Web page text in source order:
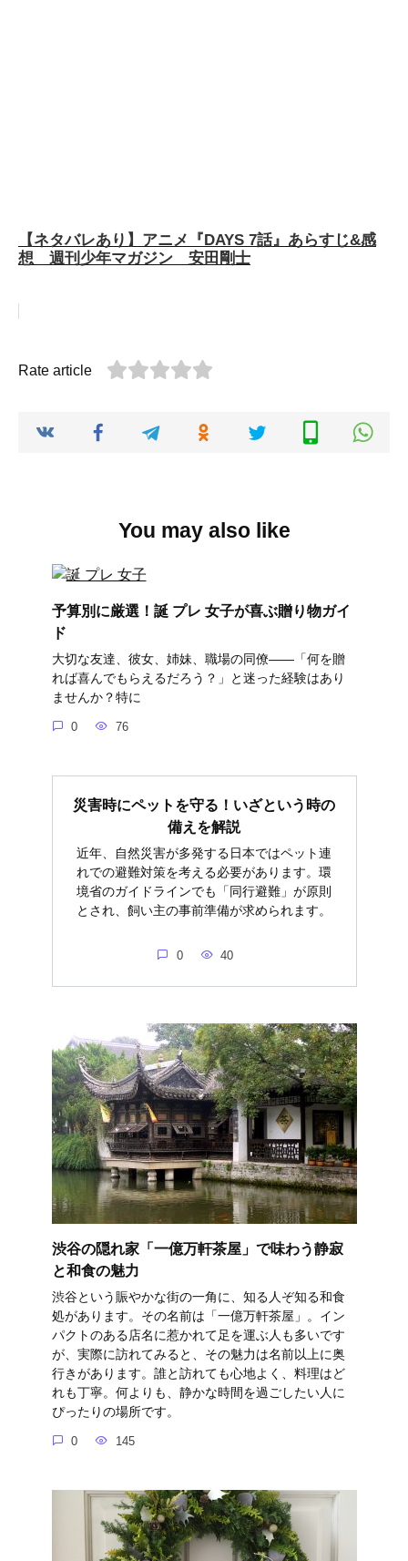
【ネタバレあり】アニメ『DAYS 7話』あらすじ&感
想 週刊少年マガジン 安田剛士
Rate article
You may also like
予算別に厳選！誕 プレ 女子が喜ぶ贈り物ガイ
ド
大切な友達、彼女、姉妹、職場の同僚――「何を贈
れば喜んでもらえるだろう？」と迷った経験はあり
ませんか？特に
0 76
災害時にペットを守る！いざという時の
備えを解説
近年、自然災害が多発する日本ではペット連
れでの避難対策を考える必要があります。環
境省のガイドラインでも「同行避難」が原則
とされ、飼い主の事前準備が求められます。
0 40
渋谷の隠れ家「一億万軒茶屋」で味わう静寂
と和食の魅力
渋谷という賑やかな街の一角に、知る人ぞ知る和食
処があります。その名前は「一億万軒茶屋」。イン
パクトのある店名に惹かれて足を運ぶ人も多いです
が、実際に訪れてみると、その魅力は名前以上に奥
行きがあります。誰と訪れても心地よく、料理はど
れも丁寧。何よりも、静かな時間を過ごしたい人に
ぴったりの場所です。
0 145